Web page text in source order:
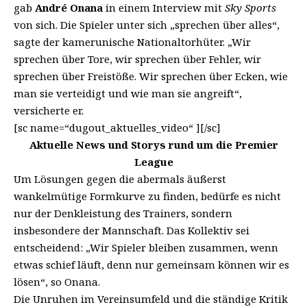
gab André Onana in einem Interview mit Sky Sports
von sich. Die Spieler unter sich „sprechen über alles“,
sagte der kamerunische Nationaltorhüter. „Wir
sprechen über Tore, wir sprechen über Fehler, wir
sprechen über Freistöße. Wir sprechen über Ecken, wie
man sie verteidigt und wie man sie angreift“,
versicherte er.
[sc name=“dugout_aktuelles_video“ ][/sc]
Aktuelle News und Storys rund um die Premier
League
Um Lösungen gegen die abermals äußerst
wankelmütige Formkurve zu finden, bedürfe es nicht
nur der Denkleistung des Trainers, sondern
insbesondere der Mannschaft. Das Kollektiv sei
entscheidend: „Wir Spieler bleiben zusammen, wenn
etwas schief läuft, denn nur gemeinsam können wir es
lösen“, so Onana.
Die Unruhen im Vereinsumfeld und die ständige Kritik